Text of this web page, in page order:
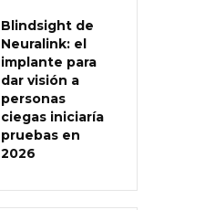
Blindsight de
Neuralink: el
implante para
dar visión a
personas
ciegas iniciaría
pruebas en
2026